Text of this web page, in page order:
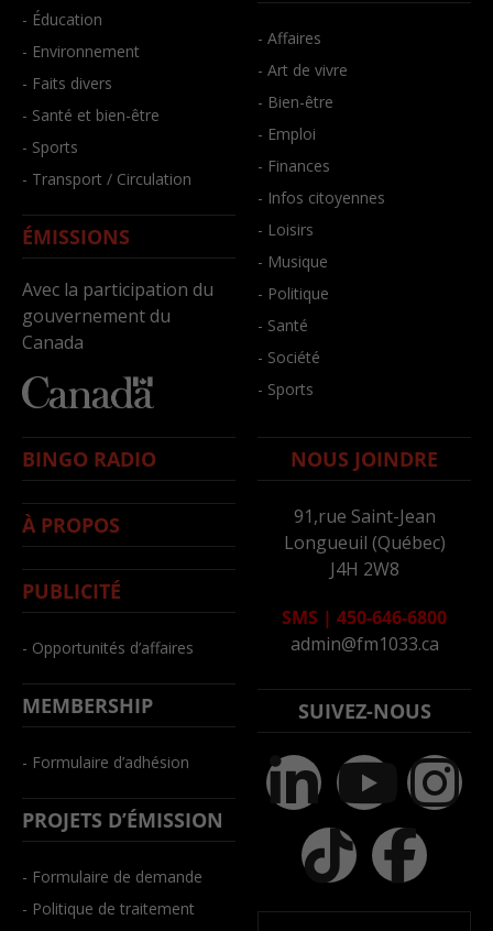
- Éducation
- Environnement
- Faits divers
- Santé et bien-être
- Sports
- Transport / Circulation
ÉMISSIONS
Avec la participation du
gouvernement du
Canada
- Affaires
- Art de vivre
- Bien-être
- Emploi
- Finances
- Infos citoyennes
- Loisirs
- Musique
- Politique
- Santé
- Société
- Sports
BINGO RADIO
À PROPOS
PUBLICITÉ
- Opportunités d’affaires
MEMBERSHIP
- Formulaire d’adhésion
PROJETS D’ÉMISSION
- Formulaire de demande
- Politique de traitement
NOUS JOINDRE
91,rue Saint-Jean
Longueuil (Québec)
J4H 2W8
SMS | 450-646-6800
admin@fm1033.ca
SUIVEZ-NOUS